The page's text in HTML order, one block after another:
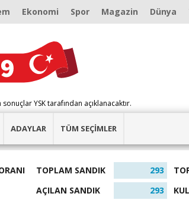
Ekonomi Spor Magazin Dünya
YSK tarafından açıklanacaktır.
ADAYLAR TÜM SEÇİMLER
TOPLAM SANDIK
293
AÇILAN SANDIK
293